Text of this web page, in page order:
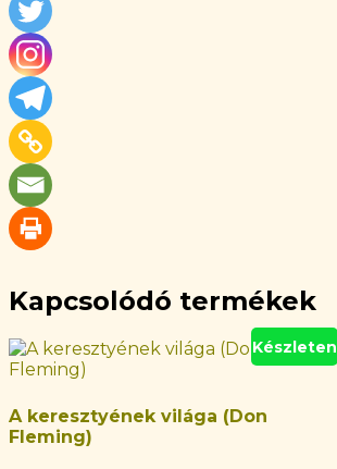
Kapcsolódó termékek
Készleten
A keresztyének világa (Don
Fleming)